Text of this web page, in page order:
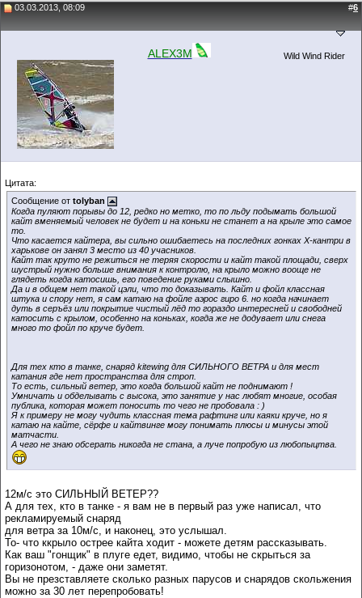
03.03.2013, 08:09 #6
ALEX3M Wild Wind Rider
Цитата:
Сообщение от tolyban
Когда пуляют порывы до 12, редко но метко, то по льду подымать большой
кайт вменяемый человек не будет и на коньки не станет а на крыле это самое
то.
Что касается кайтера, вы сильно ошибаетесь на последних гонках Х-кантри в
харькове он занял 3 место из 40 учасников.
Кайт так круто не режиться не теряя скорости и кайт такой площади, сверх
шустрый нужно больше внимания к контролю, на крыло можно вооще не
глядеть когда катосишь, его поведение руками слышно.
Да и в общем нет такой цэли, что то доказывать. Кайт и фойл классная
штука и спору нет, я сам катаю на фойле аэрос гиро 6. но когда начинает
дуть в серъёз или покрытие чистый лёд то гораздо интересней и свободней
катосить с крылом, особенно на коньках, когда же не додувает или снега
много то фойл по круче будет.
Для тех кто в танке, снаряд kitewing для СИЛЬНОГО ВЕТРА и для мест
катания где нет пространства для строп.
То есть, сильный ветер, это когда большой кайт не поднимают !
Умничать и обделывать с высока, это занятие у нас любят многие, особая
публика, которая может поносить то чего не пробовала : )
Я к примеру не могу чудить классная тема рафтинг или каяки круче, но я
катаю на кайте, сёрфе и кайтвинге могу понимать плюсы и минусы этой
матчасти.
А чего не знаю обсерать никогда не стана, а луче попробую из любопыцтва.
12м/с это СИЛЬНЫЙ ВЕТЕР??
А для тех, кто в танке - я вам не в первый раз уже написал, что
рекламируемый снаряд
для ветра за 10м/с, и наконец, это услышал.
То- что ккрыло острее кайта ходит - можете детям рассказывать.
Как ваш "гонщик" в плуге едет, видимо, чтобы не скрыться за
горизонотом, - даже они заметят.
Вы не презставляете сколько разных парусов и снарядов скольжения
можно за 30 лет перепробовать!